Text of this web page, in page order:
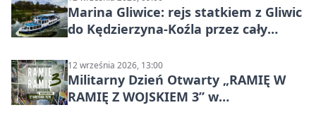
Marina Gliwice: rejs statkiem z Gliwic
do Kędzierzyna-Koźla przez cały
12 września 2026, 13:00
Militarny Dzień Otwarty „RAMIĘ W
RAMIĘ Z WOJSKIEM 3” w